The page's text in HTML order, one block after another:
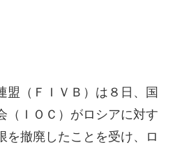
（ＦＩＶＢ）は８日、国
（ＩＯＣ）がロシアに対す
を撤廃したことを受け、ロ